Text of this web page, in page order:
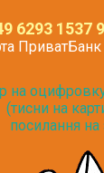
6293 1537
ПриватБанк
на
(тисни на
посилання на